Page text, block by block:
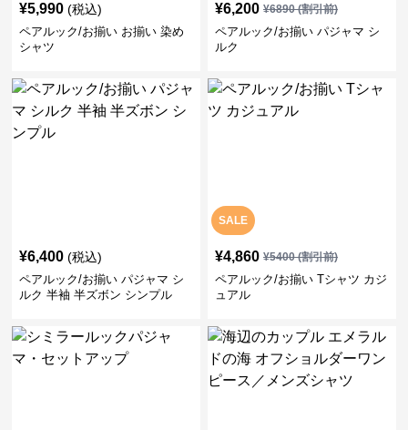
¥5,990 (税込)
ペアルック/お揃い お揃い 染め
シャツ
¥6,200 ¥6890(割引前)
ペアルック/お揃い パジャマ シ
ルク
¥6,400 (税込)
ペアルック/お揃い パジャマ シ
ルク 半袖 半ズボン シンプル
SALE
¥4,860 ¥5400(割引前)
ペアルック/お揃い Tシャツ カジ
ュアル